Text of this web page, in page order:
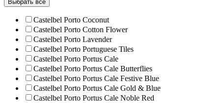
Выбрать всё
Castelbel Porto Coconut
Castelbel Porto Cotton Flower
Castelbel Porto Lavender
Castelbel Porto Portuguese Tiles
Castelbel Porto Portus Cale
Castelbel Porto Portus Cale Butterflies
Castelbel Porto Portus Cale Festive Blue
Castelbel Porto Portus Cale Gold & Blue
Castelbel Porto Portus Cale Noble Red